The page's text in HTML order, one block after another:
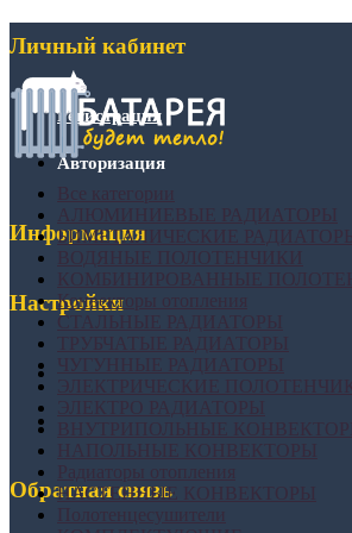
Личный кабинет
Регистрация
Авторизация
Информация
Настройки
Обратная связь
БИМЕТАЛИЧЕСКИЕ РАДИАТОРЫ
Конвекторы отопления
СТАЛЬНЫЕ РАДИАТОРЫ
НАСТЕННЫЕ КОНВЕКТОРЫ